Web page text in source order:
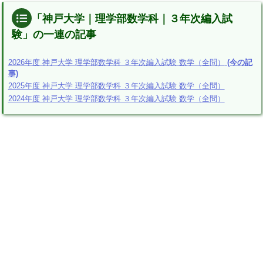
「神戸大学｜理学部数学科｜３年次編入試
験」の一連の記事
2026年度 神戸大学 理学部数学科 ３年次編入試験 数学（全問）
(今の記
事)
2025年度 神戸大学 理学部数学科 ３年次編入試験 数学（全問）
2024年度 神戸大学 理学部数学科 ３年次編入試験 数学（全問）